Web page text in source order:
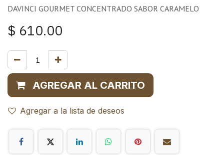
DAVINCI GOURMET CONCENTRADO SABOR CARAMELO
$ 610.00
AGREGAR AL CARRITO
Agregar a la lista de deseos